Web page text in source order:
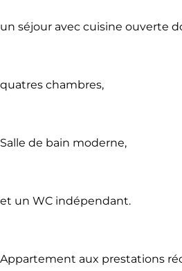
un séjour avec cuisine ouverte
quatres chambres,
Salle de bain moderne,
et un WC indépendant.
Appartement aux prestations